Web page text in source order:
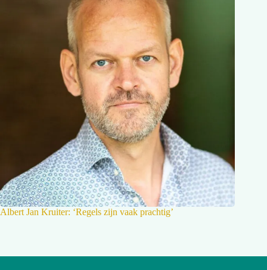
Albert Jan Kruiter: ‘Regels zijn vaak prachtig’